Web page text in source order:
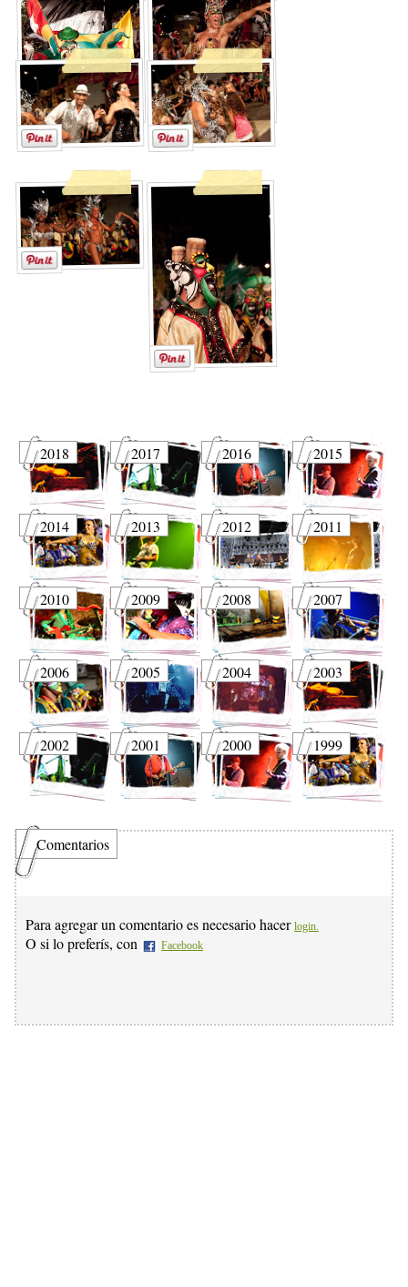
2018 2017 2016 2015
2014 2013 2012 2011
2010 2009 2008 2007
2006 2005 2004 2003
2002 2001 2000 1999
Comentarios
Para agregar un comentario es necesario hacer login.
O si lo preferís, con Facebook